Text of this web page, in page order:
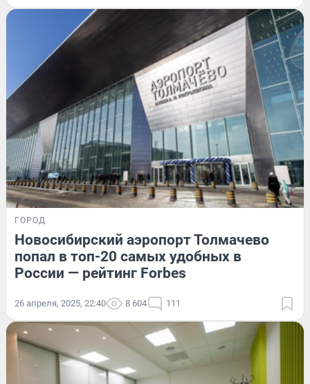
ГОРОД
Новосибирский аэропорт Толмачево
попал в топ-20 самых удобных в
России — рейтинг Forbes
26 апреля, 2025, 22:40 8 604 111